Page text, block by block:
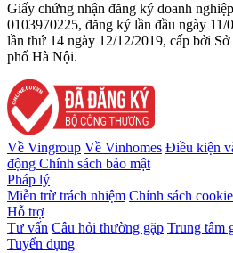
Giấy chứng nhận đăng ký doanh
0103970225, đăng ký lần đầu ngày
lần thứ 14 ngày 12/12/2019, cấp bởi
phố Hà Nội.
Về Vingroup Về Vinhomes Điều kiện
động Chính sách bảo mật
Pháp lý
Miễn trừ trách nhiệm Chính sách
Hỗ trợ
Tư vấn Câu hỏi thường gặp Trung tâm
Tuyển dụng